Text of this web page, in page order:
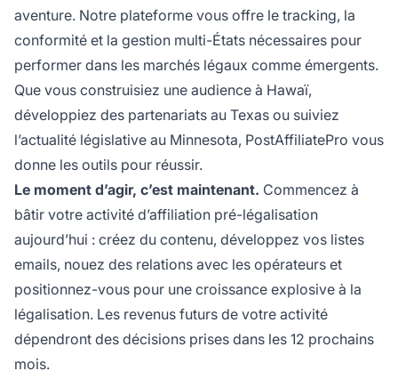
aventure. Notre plateforme vous offre le tracking, la
conformité et la gestion multi-États nécessaires pour
performer dans les marchés légaux comme émergents.
Que vous construisiez une audience à Hawaï,
développiez des partenariats au Texas ou suiviez
l’actualité législative au Minnesota, PostAffiliatePro vous
donne les outils pour réussir.
Le moment d’agir, c’est maintenant. Commencez à
bâtir votre activité d’affiliation pré-légalisation
aujourd’hui : créez du contenu, développez vos listes
emails, nouez des relations avec les opérateurs et
positionnez-vous pour une croissance explosive à la
légalisation. Les revenus futurs de votre activité
dépendront des décisions prises dans les 12 prochains
mois.